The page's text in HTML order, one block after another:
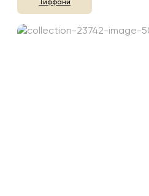
Тиффани